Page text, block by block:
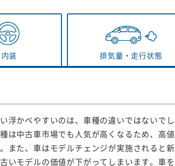
内装 排気量・ 走行状態
浮かべやすいのは、車種の違いではないでし
は中古車市場でも人気が高くなるため、高値
また、車はモデルチェンジが実施されると新
いモデルの価値が下がってしまいます。車を